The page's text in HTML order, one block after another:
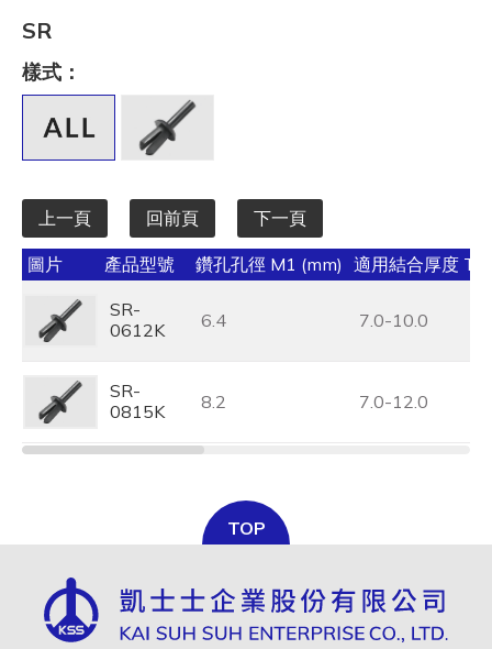
SR
樣式：
上一頁 回前頁 下一頁
圖片 產品型號 鑽孔孔徑 M1 (mm) 適用結合厚度 T1
SR-
0612K
6.4 7.0-10.0
SR-
0815K
8.2 7.0-12.0
TOP